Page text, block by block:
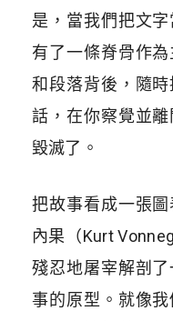
是，當我們把文
有了一條脊骨作
和段落背後，隨
話，在你察覺並
毀滅了。
把故事看成一張
內果（Kurt
殘忍地屠宰解剖
事的原型。就像